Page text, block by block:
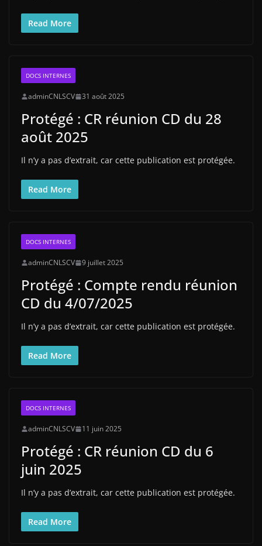
Read More
DOCS INTERNES
adminCNLSCV 31 août 2025
Protégé : CR réunion CD du 28
août 2025
Il n’y a pas d’extrait, car cette publication est protégée.
Read More
DOCS INTERNES
adminCNLSCV 9 juillet 2025
Protégé : Compte rendu réunion
CD du 4/07/2025
Il n’y a pas d’extrait, car cette publication est protégée.
Read More
DOCS INTERNES
adminCNLSCV 11 juin 2025
Protégé : CR réunion CD du 6
juin 2025
Il n’y a pas d’extrait, car cette publication est protégée.
Read More